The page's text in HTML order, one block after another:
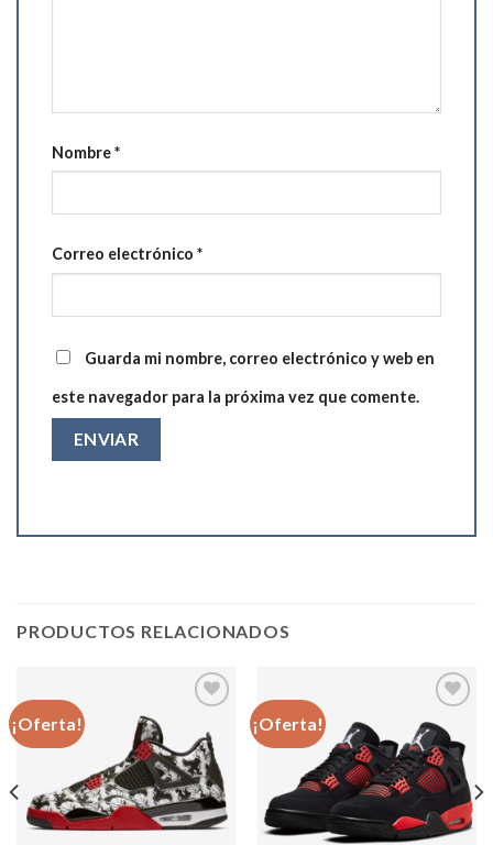
Nombre*
Correo electrónico *
Guarda mi nombre, correo electrónico y web en
este navegador para la próxima vez que comente.
PRODUCTOS RELACIONADOS
¡Oferta!
Añadir
a la
lista de
deseos
¡Oferta!
Añadir
a la
lista de
deseos